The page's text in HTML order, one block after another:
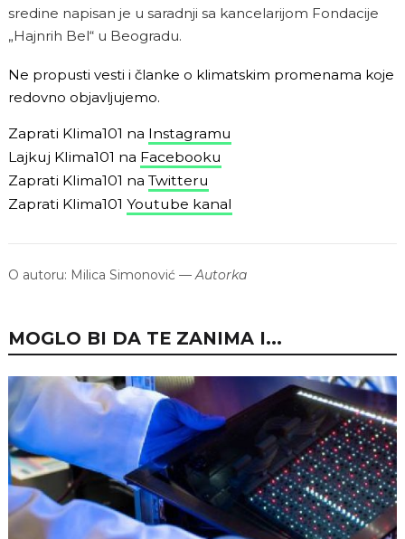
sredine napisan je u saradnji sa kancelarijom Fondacije
„Hajnrih Bel“ u Beogradu.
Ne propusti vesti i članke o klimatskim promenama koje
redovno objavljujemo.
Zaprati Klima101 na Instagramu
Lajkuj Klima101 na Facebooku
Zaprati Klima101 na Twitteru
Zaprati Klima101 Youtube kanal
O autoru: Milica Simonović —Autorka
MOGLO BI DA TE ZANIMA I...